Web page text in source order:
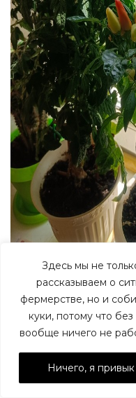
Здесь мы не
рассказываем о
фермерстве, но и
куки, потому что без
вообще ничего не
Ничего, я привык
Опоры-лесенки
Если растение